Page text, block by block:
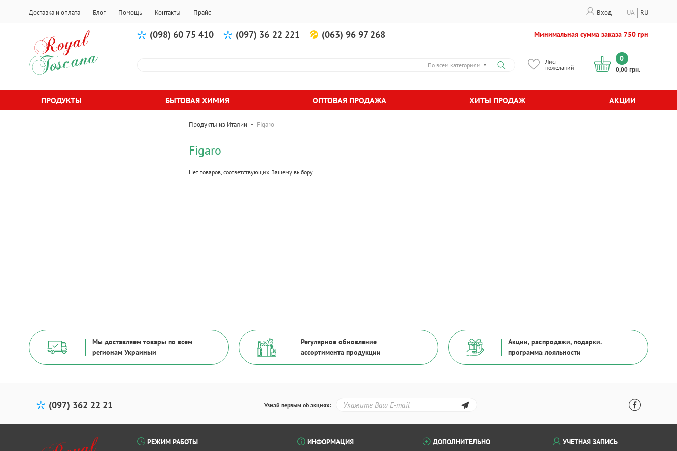
Доставка и оплата Блог Помощь Контакты Прайс Вход RU
UA
(098) 60 75 410 (097) 36 22 221 (063) 96 97 268 Минимальная сумма заказа 750 грн
По всем категориям ▼
Лист
пожеланий
0
0,00 грн.
ПРОДУКТЫ БЫТОВАЯ ХИМИЯ ОПТОВАЯ ПРОДАЖА ХИТЫ ПРОДАЖ АКЦИИ
Продукты из Италии - Figaro
Figaro
Нет товаров, соответствующих Вашему выбору.
Мы доставляем товары по всем
регионам Украиныи
Регулярное обновление
ассортимента продукции
Акции, распродажи, подарки.
программа лояльности
(097) 362 22 21 Узнай первым об акциях:
РЕЖИМ РАБОТЫ ИНФОРМАЦИЯ ДОПОЛНИТЕЛЬНО УЧЕТНАЯ ЗАПИСЬ